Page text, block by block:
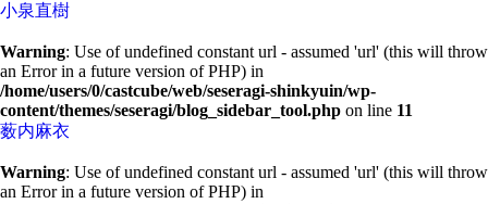
小泉直樹
Warning: Use of undefined constant url - assumed 'url' (this will throw
an Error in a future version of PHP) in
/home/users/0/castcube/web/seseragi-shinkyuin/wp-
content/themes/seseragi/blog_sidebar_tool.php on line 11
薮内麻衣
Warning: Use of undefined constant url - assumed 'url' (this will throw
an Error in a future version of PHP) in